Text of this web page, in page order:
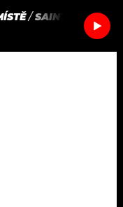
JAK
SEZNAM.CZ
/SAINT STACY